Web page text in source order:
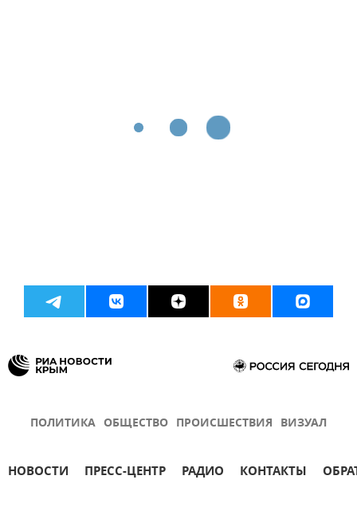
ПОЛИТИКА ОБЩЕСТВО ПРОИСШЕСТВИЯ ВИЗУАЛ
НОВОСТИ ПРЕСС-ЦЕНТР РАДИО КОНТАКТЫ